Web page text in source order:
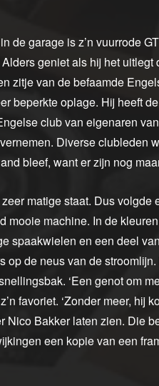
de garage is z’n vuurrode
geniet als hij het
zitje van de befaamde
beperkte oplage. Hij heeft
club van eigenaren
Diverse clubleden
bleef, want er zijn nog
matige staat. Dus volgde
mooie machine. In de
spaakwielen en een deel
op de neus van de
‘Een genot om
favoriet. ‘Zonder meer, hij
Nico Bakker laten zien. Die
een kopie van een